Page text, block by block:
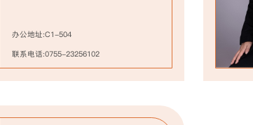
办公地址:C1-504
联系电话:0755-23256102